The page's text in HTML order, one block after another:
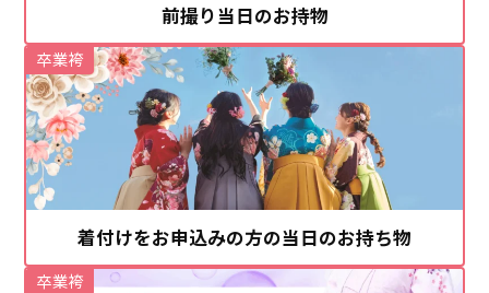
前撮り当日のお持物
着付けをお申込みの方の当日のお持ち物
卒業袴
卒業袴